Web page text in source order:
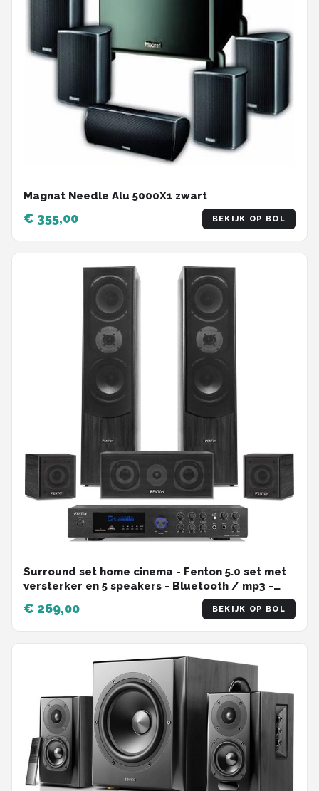
Magnat Needle Alu 5000X1 zwart
€ 355,00 BEKIJK OP BOL
Surround set home cinema - Fenton 5.0 set met
versterker en 5 speakers - Bluetooth / mp3 -
€ 269,00 BEKIJK OP BOL